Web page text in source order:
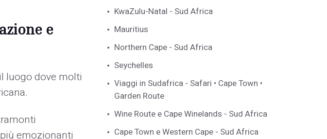
e
luogo dove molti
emozionanti
KwaZulu-Natal - Sud Africa
Mauritius
Northern Cape - Sud Africa
Seychelles
Viaggi in Sudafrica - Safari • Cape Town •
Garden Route
Wine Route e Cape Winelands - Sud Africa
Cape Town e Western Cape - Sud Africa